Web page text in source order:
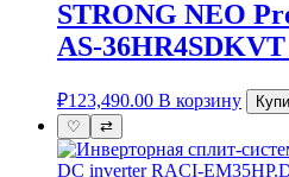
STRONG NEO
AS-
₽123,490.00 В корзину
♡
⇄